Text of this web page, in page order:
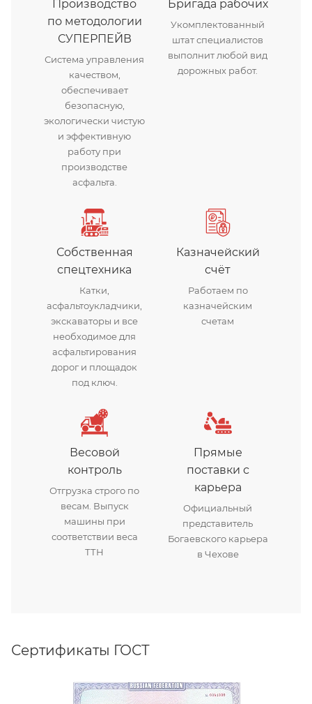
Производство
по методологии
СУПЕРПЕЙВ
Система управления
качеством,
обеспечивает
безопасную,
экологически чистую
и эффективную
работу при
производстве
асфальта.
Бригада рабочих
Укомплектованный
штат специалистов
выполнит любой вид
дорожных работ.
Собственная
спецтехника
Катки,
асфальтоукладчики,
экскаваторы и все
необходимое для
асфальтирования
дорог и площадок
под ключ.
Казначейский
счёт
Работаем по
казначейским
счетам
Весовой
контроль
Отгрузка строго по
весам. Выпуск
машины при
соответствии веса
ТТН
Прямые
поставки с
карьера
Официальный
представитель
Богаевского карьера
в Чехове
Сертификаты ГОСТ